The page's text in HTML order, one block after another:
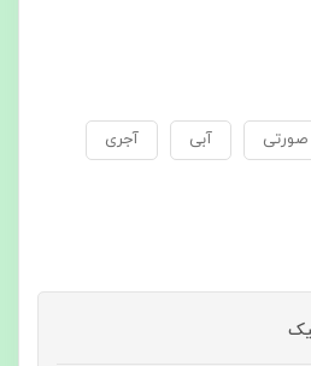
صورتی آبی آجری